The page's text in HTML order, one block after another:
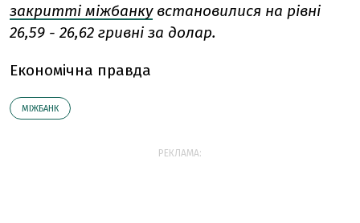
закритті міжбанкувстановилися на рівні
26,59 - 26,62 гривні за долар.
Економічна правда
МІЖБАНК
РЕКЛАМА: